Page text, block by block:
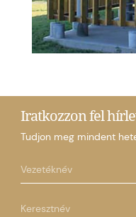
Iratkozzon fel
Tudjon meg mindent